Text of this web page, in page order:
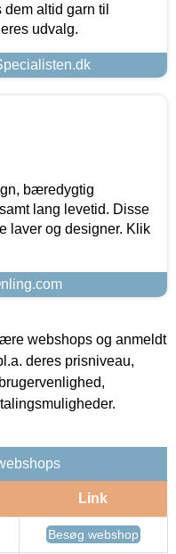
altid garn til
udvalg.
bæredygtig
lang levetid. Disse
laver og designer. Klik
webshops og anmeldt
deres prisniveau,
Link
Besøg webshop